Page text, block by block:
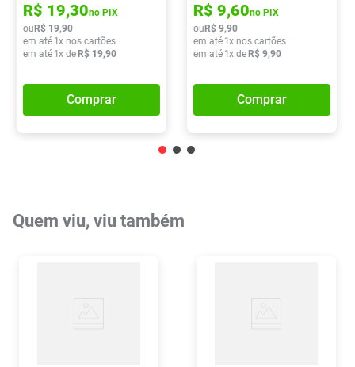
R$ 19,30no PIX
ou R$ 19,90
em até 1x nos cartões
em até 1x de R$ 19,90
Comprar
R$ 9,60no PIX
ou R$ 9,90
em até 1x nos cartões
em até 1x de R$ 9,90
Comprar
Quem viu, viu também